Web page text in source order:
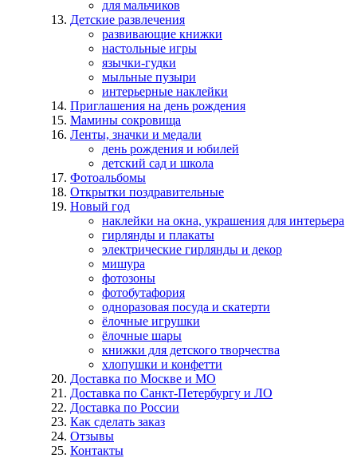
для мальчиков
Детские развлечения
развивающие книжки
настольные игры
язычки-гудки
мыльные пузыри
интерьерные наклейки
Приглашения на день рождения
Мамины сокровища
Ленты, значки и медали
день рождения и юбилей
детский сад и школа
Фотоальбомы
Открытки поздравительные
Новый год
наклейки на окна, украшения для интерьера
гирлянды и плакаты
электрические гирлянды и декор
мишура
фотозоны
фотобутафория
одноразовая посуда и скатерти
ёлочные игрушки
ёлочные шары
книжки для детского творчества
хлопушки и конфетти
Доставка по Москве и МО
Доставка по Санкт-Петербургу и ЛО
Доставка по России
Как сделать заказ
Отзывы
Контакты